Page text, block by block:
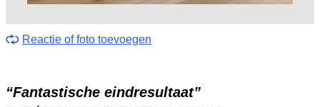
Reactie of foto toevoegen
“Fantastische eindresultaat”